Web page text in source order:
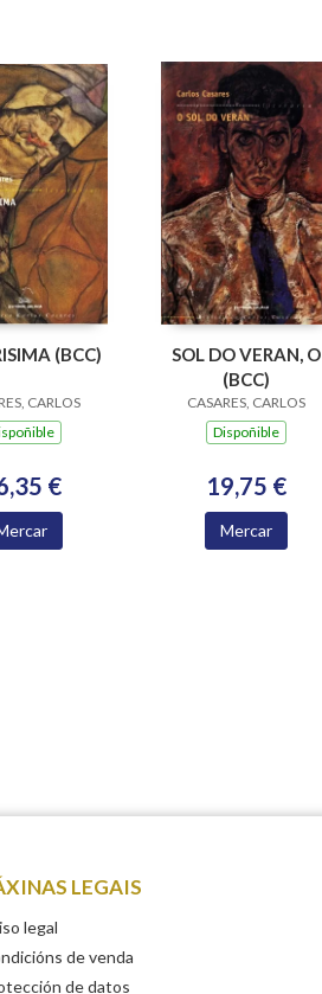
(BCC)
CARLOS
€
SOL DO VERAN, O
(BCC)
CASARES, CARLOS
Dispoñible
19,75 €
Mercar
LEGAIS
legal
de venda
de datos